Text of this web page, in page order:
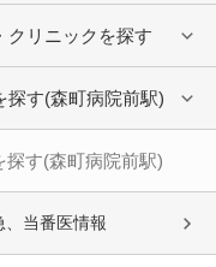
クリニックを探す
探す(森町病院前駅)
す(森町病院前駅)
当番医情報